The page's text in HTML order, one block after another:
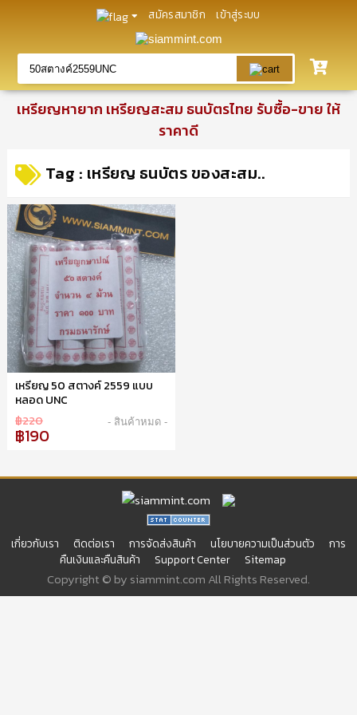
สมัครสมาชิก เข้าสู่ระบบ
เหรียญหายาก เหรียญสะสม ธนบัตรไทย รับซื้อ-ขาย ให้
ราคาดี
Tag : เหรียญ ธนบัตร ของสะสม..
เหรียญ 50 สตางค์ 2559 แบบ
หลอด UNC
฿220
฿190
- สินค้าหมด -
เกี่ยวกับเรา ติดต่อเรา การจัดส่งสินค้า นโยบายความเป็นส่วนตัว
การ
คืนเงินและคืนสินค้า
Support Center Sitemap
Copyright © by siammint.com All Rights Reserved.